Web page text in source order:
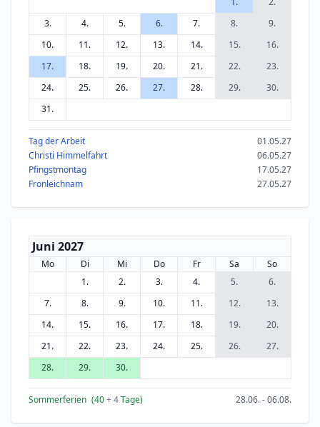
3.
4. 5. 6. 7. 8.
9.
10.
11. 12. 13. 14. 15.
16.
17.
18. 19. 20. 21. 22.
23.
24.
25. 26. 27. 28. 29.
30.
31.
Tag der Arbeit
01.05.27
Christi Himmelfahrt
06.05.27
Pfingstmontag
17.05.27
Fronleichnam
27.05.27
Juni 2027
Mo Di Mi Do Fr Sa
So
1.
2. 3. 4. 5.
6.
7.
8. 9. 10. 11. 12.
13.
14.
15. 16. 17. 18. 19.
20.
21.
22. 23. 24. 25. 26.
27.
28.
29. 30.
Sommerferien (40+ 4Tage) 28.06. - 06.08.